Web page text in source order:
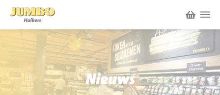
Winkels
P.W.A. Park
Nieuws Nieuws